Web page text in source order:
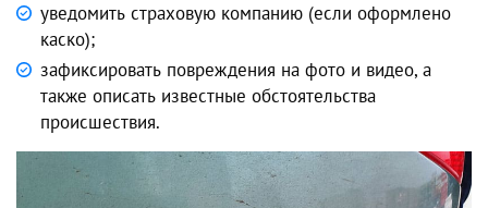
уведомить страховую компанию (если оформлено
каско);
зафиксировать повреждения на фото и видео, а
также описать известные обстоятельства
происшествия.